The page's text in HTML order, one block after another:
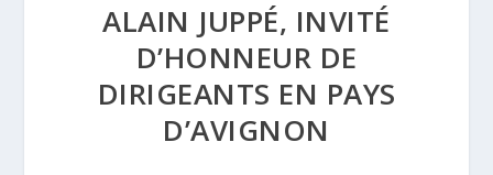
ALAIN JUPPÉ, INVITÉ
D’HONNEUR DE
DIRIGEANTS EN PAYS
D’AVIGNON